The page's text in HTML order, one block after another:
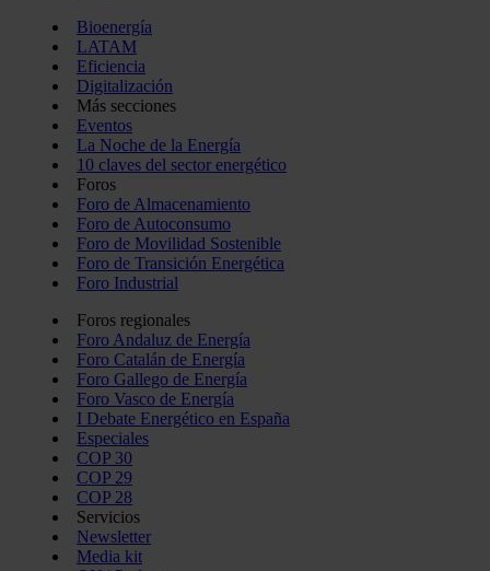
Bioenergía
LATAM
Eficiencia
Digitalización
Más secciones
Eventos
La Noche de la Energía
10 claves del sector energético
Foros
Foro de Almacenamiento
Foro de Autoconsumo
Foro de Movilidad Sostenible
Foro de Transición Energética
Foro Industrial
Foros regionales
Foro Andaluz de Energía
Foro Catalán de Energía
Foro Gallego de Energía
Foro Vasco de Energía
I Debate Energético en España
Especiales
COP 30
COP 29
COP 28
Servicios
Newsletter
Media kit